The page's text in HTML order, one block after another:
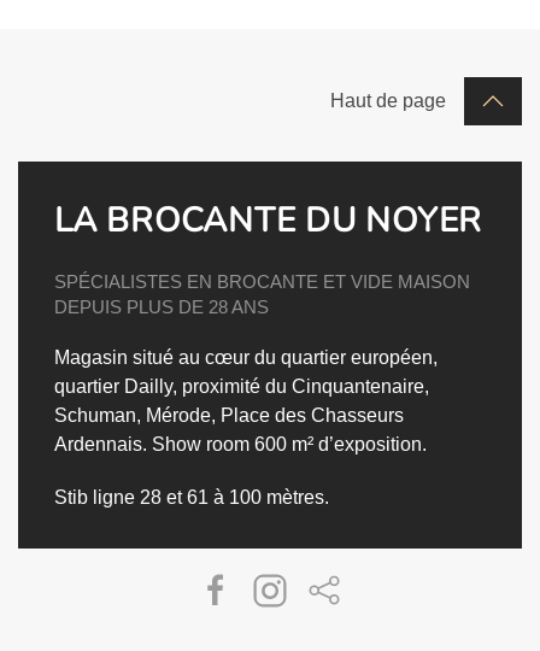
Haut de page
LA BROCANTE DU NOYER
SPÉCIALISTES EN BROCANTE ET VIDE MAISON
DEPUIS PLUS DE 28 ANS
Magasin situé au cœur du quartier européen,
quartier Dailly, proximité du Cinquantenaire,
Schuman, Mérode, Place des Chasseurs
Ardennais. Show room 600 m² d’exposition.
Stib ligne 28 et 61 à 100 mètres.